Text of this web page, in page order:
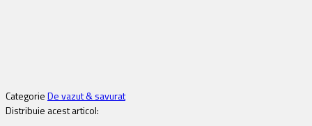
CategorieDe vazut & savurat
Distribuie acest articol: